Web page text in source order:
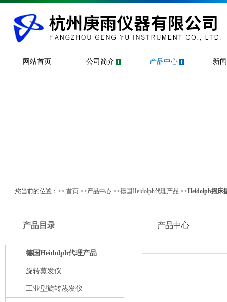
网站首页 公司简介 产品中心 新
您当前的位置：>> 首页 >>产品中心 >>德国Heidolph代理产品 >>Heidolph摇床
产品目录
德国Heidolph代理产品
旋转蒸发仪
工业型旋转蒸发仪
产品中心